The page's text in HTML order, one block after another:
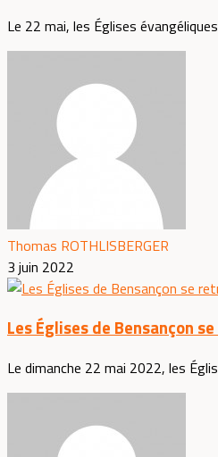
Le 22 mai, les Églises
Thomas ROTHLISBERGER
3 juin 2022
Les Églises de Bensançon
Le dimanche 22 mai 2022, les